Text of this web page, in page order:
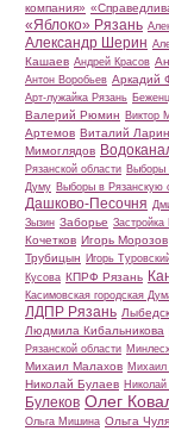
компания»
«Яблоко» Рязань
Александр Шерин
Кашаев Андрей Красов
Антон Воробьев Аркадий
Арт-лужайка Рязань
Валерий Рюмин Виктор
Артемов Виталий Ларин
Мимоглядов
Рязанской области Выборы
Думу Выборы в Рязанскую
Дашково-Песочня
Зызин Заборье Застройка
Кочетков Игорь Морозов
Трубицын Игорь
Кусова КПРФ Рязань
Касимовская городская
ЛДПР Рязань
Людмила Кибальникова
Рязанской области
Михаил Малахов Михаил
Николай Булаев
Булеков Олег
Ольга Мишина Ольга